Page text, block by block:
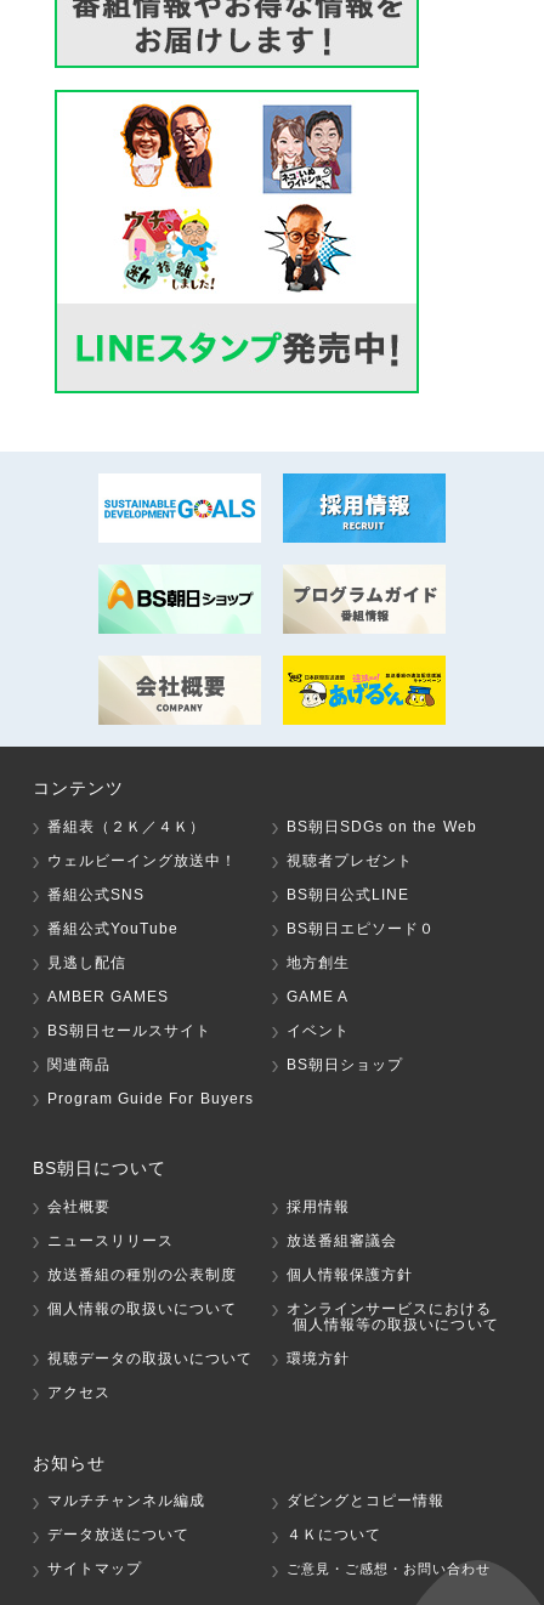
コンテンツ
番組表（２Ｋ／４Ｋ）
BS朝日SDGs on the Web
ウェルビーイング放送中！
視聴者プレゼント
番組公式SNS
BS朝日公式LINE
番組公式YouTube
BS朝日エピソード０
見逃し配信
地方創生
AMBER GAMES
GAME A
BS朝日セールスサイト
イベント
関連商品
BS朝日ショップ
Program Guide For Buyers
BS朝日について
会社概要
採用情報
ニュースリリース
放送番組審議会
放送番組の種別の公表制度
個人情報保護方針
個人情報の取扱いについて
オンラインサービスにおける
個人情報等の取扱いについて
視聴データの取扱いについて
環境方針
アクセス
お知らせ
マルチチャンネル編成
ダビングとコピー情報
データ放送について
４Ｋについて
サイトマップ
ご意見・ご感想・お問い合わせ